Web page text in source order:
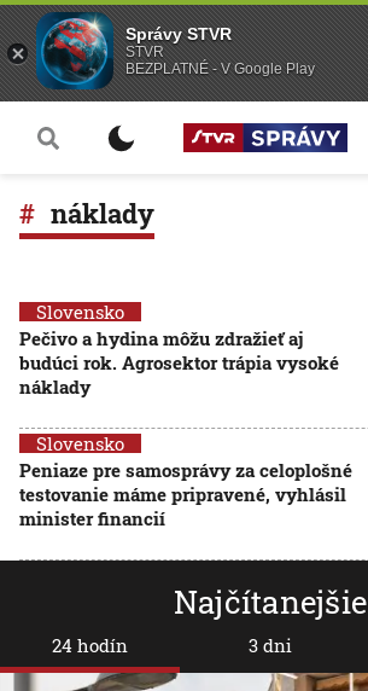
náklady
Slovensko
Pečivo a hydina môžu zdražieť aj
budúci rok. Agrosektor trápia vysoké
náklady
Slovensko
Peniaze pre samosprávy za celoplošné
testovanie máme pripravené, vyhlásil
minister financií
Najčítanejšie
24 hodín 3 dni
Správy STVR
STVR
BEZPLATNÉ - V Google Play